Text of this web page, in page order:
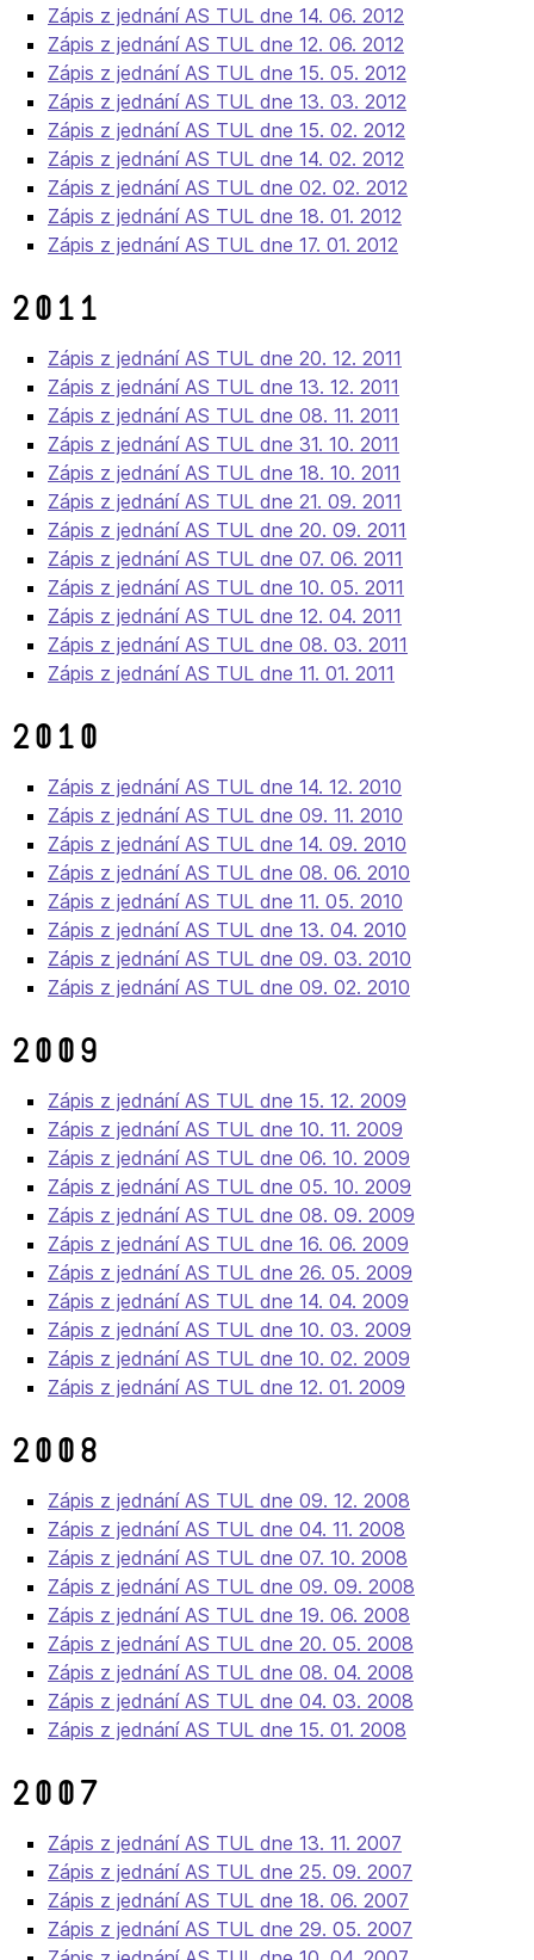
Zápis z jednání AS TUL dne 14. 06. 2012
Zápis z jednání AS TUL dne 12. 06. 2012
Zápis z jednání AS TUL dne 15. 05. 2012
Zápis z jednání AS TUL dne 13. 03. 2012
Zápis z jednání AS TUL dne 15. 02. 2012
Zápis z jednání AS TUL dne 14. 02. 2012
Zápis z jednání AS TUL dne 02. 02. 2012
Zápis z jednání AS TUL dne 18. 01. 2012
Zápis z jednání AS TUL dne 17. 01. 2012
2011
Zápis z jednání AS TUL dne 20. 12. 2011
Zápis z jednání AS TUL dne 13. 12. 2011
Zápis z jednání AS TUL dne 08. 11. 2011
Zápis z jednání AS TUL dne 31. 10. 2011
Zápis z jednání AS TUL dne 18. 10. 2011
Zápis z jednání AS TUL dne 21. 09. 2011
Zápis z jednání AS TUL dne 20. 09. 2011
Zápis z jednání AS TUL dne 07. 06. 2011
Zápis z jednání AS TUL dne 10. 05. 2011
Zápis z jednání AS TUL dne 12. 04. 2011
Zápis z jednání AS TUL dne 08. 03. 2011
Zápis z jednání AS TUL dne 11. 01. 2011
2010
Zápis z jednání AS TUL dne 14. 12. 2010
Zápis z jednání AS TUL dne 09. 11. 2010
Zápis z jednání AS TUL dne 14. 09. 2010
Zápis z jednání AS TUL dne 08. 06. 2010
Zápis z jednání AS TUL dne 11. 05. 2010
Zápis z jednání AS TUL dne 13. 04. 2010
Zápis z jednání AS TUL dne 09. 03. 2010
Zápis z jednání AS TUL dne 09. 02. 2010
2009
Zápis z jednání AS TUL dne 15. 12. 2009
Zápis z jednání AS TUL dne 10. 11. 2009
Zápis z jednání AS TUL dne 06. 10. 2009
Zápis z jednání AS TUL dne 05. 10. 2009
Zápis z jednání AS TUL dne 08. 09. 2009
Zápis z jednání AS TUL dne 16. 06. 2009
Zápis z jednání AS TUL dne 26. 05. 2009
Zápis z jednání AS TUL dne 14. 04. 2009
Zápis z jednání AS TUL dne 10. 03. 2009
Zápis z jednání AS TUL dne 10. 02. 2009
Zápis z jednání AS TUL dne 12. 01. 2009
2008
Zápis z jednání AS TUL dne 09. 12. 2008
Zápis z jednání AS TUL dne 04. 11. 2008
Zápis z jednání AS TUL dne 07. 10. 2008
Zápis z jednání AS TUL dne 09. 09. 2008
Zápis z jednání AS TUL dne 19. 06. 2008
Zápis z jednání AS TUL dne 20. 05. 2008
Zápis z jednání AS TUL dne 08. 04. 2008
Zápis z jednání AS TUL dne 04. 03. 2008
Zápis z jednání AS TUL dne 15. 01. 2008
2007
Zápis z jednání AS TUL dne 13. 11. 2007
Zápis z jednání AS TUL dne 25. 09. 2007
Zápis z jednání AS TUL dne 18. 06. 2007
Zápis z jednání AS TUL dne 29. 05. 2007